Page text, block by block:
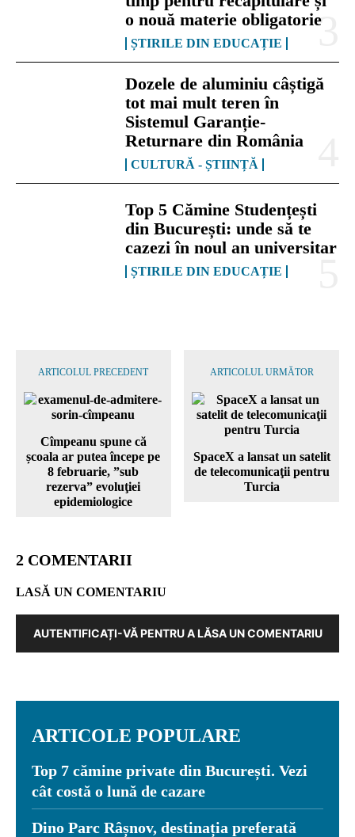
o nouă materie obligatorie
ȘTIRILE DIN EDUCAȚIE
Dozele de aluminiu câștigă
tot mai mult teren în
Sistemul Garanție-
Returnare din România
CULTURĂ - ȘTIINȚĂ
Top 5 Cămine Studențești
din București: unde să te
cazezi în noul an universitar
ȘTIRILE DIN EDUCAȚIE
ARTICOLUL PRECEDENT
Cîmpeanu spune că
școala ar putea începe pe
8 februarie, ”sub
rezerva” evoluţiei
epidemiologice
ARTICOLUL URMĂTOR
SpaceX a lansat un satelit
de telecomunicaţii pentru
Turcia
2 COMENTARII
LASĂ UN COMENTARIU
AUTENTIFICAȚI-VĂ PENTRU A LĂSA UN COMENTARIU
ARTICOLE POPULARE
Top 7 cămine private din București. Vezi
cât costă o lună de cazare
Dino Parc Râșnov, destinația preferată